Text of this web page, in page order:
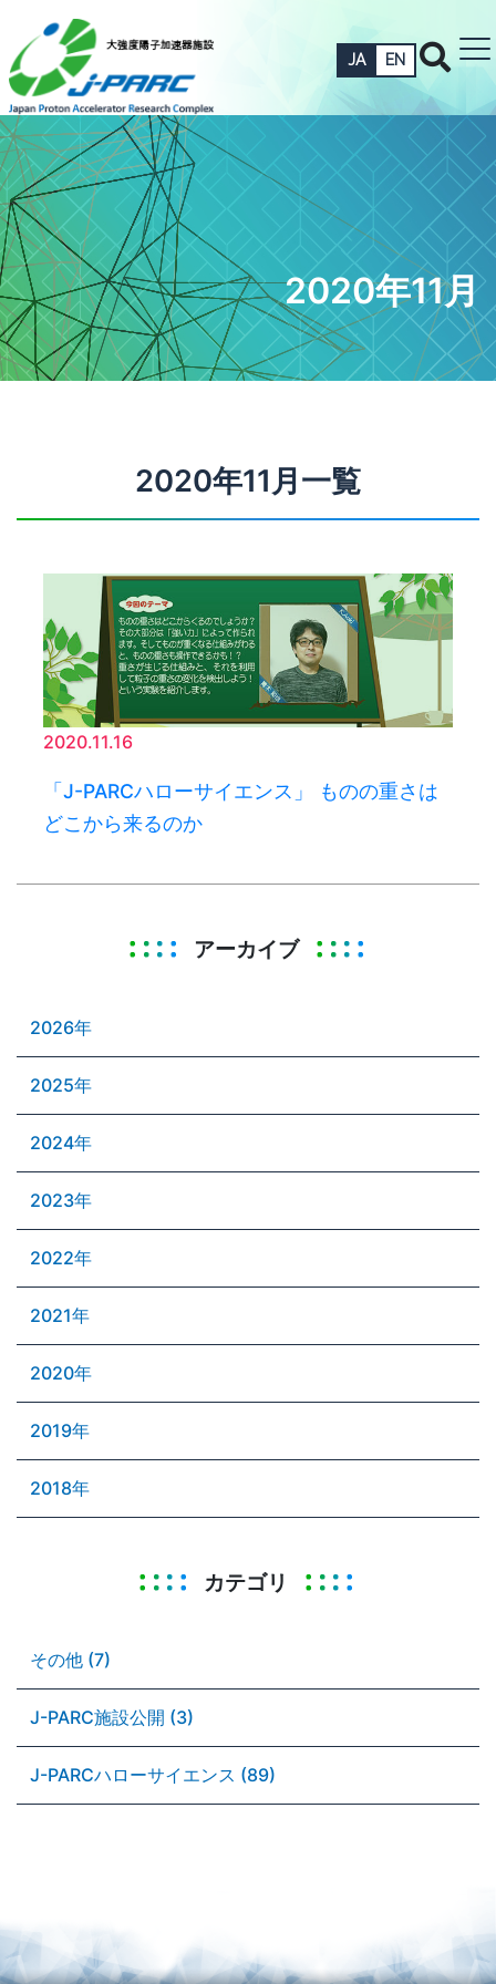
JA EN
2020年11月
2020年11月一覧
2020.11.16
「J-PARCハローサイエンス」 ものの重さは
どこから来るのか
アーカイブ
2026年
2025年
2024年
2023年
2022年
2021年
2020年
2019年
2018年
カテゴリ
その他 (7)
J-PARC施設公開 (3)
J-PARCハローサイエンス (89)